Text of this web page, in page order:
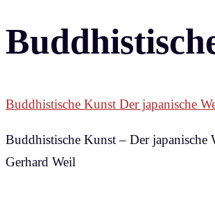
Buddhistische Kunst Der japanische
Buddhistische Kunst – Der japanische
Gerhard Weil